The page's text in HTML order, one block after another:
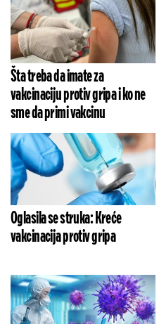
Šta treba da imate za
vakcinaciju protiv gripa i ko ne
sme da primi vakcinu
Oglasila se struka: Kreće
vakcinacija protiv gripa